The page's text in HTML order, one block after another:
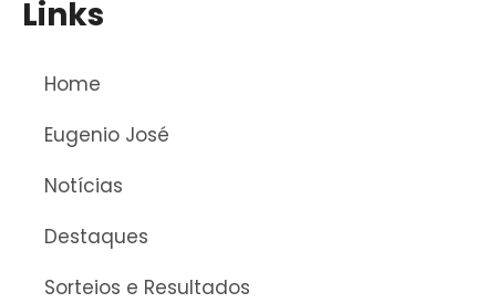
Links
Home
Eugenio José
Notícias
Destaques
Sorteios e Resultados